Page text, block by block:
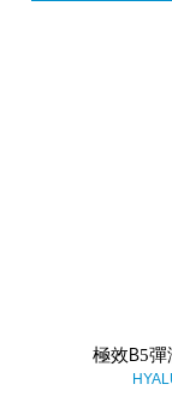
極效B5